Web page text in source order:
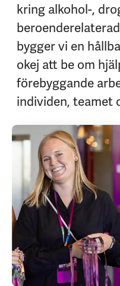
kring alkohol-,
bygger vi en
okej att be om
förebyggande
individen, teamet